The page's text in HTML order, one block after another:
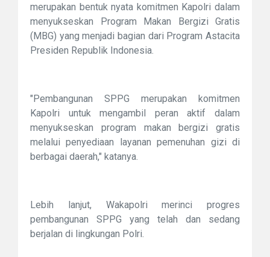
merupakan bentuk nyata komitmen Kapolri dalam
menyukseskan Program Makan Bergizi Gratis
(MBG) yang menjadi bagian dari Program Astacita
Presiden Republik Indonesia.
"Pembangunan SPPG merupakan komitmen
Kapolri untuk mengambil peran aktif dalam
menyukseskan program makan bergizi gratis
melalui penyediaan layanan pemenuhan gizi di
berbagai daerah," katanya.
Lebih lanjut, Wakapolri merinci progres
pembangunan SPPG yang telah dan sedang
berjalan di lingkungan Polri.